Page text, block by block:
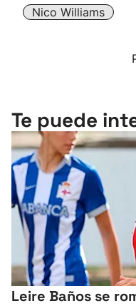
Nico Williams
Te puede
Leire Baños se